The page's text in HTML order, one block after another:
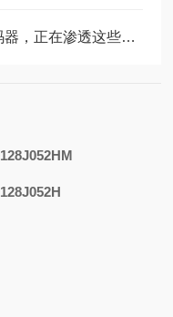
不止于测量！baumer双输出编码器，正在渗透这些关键领域